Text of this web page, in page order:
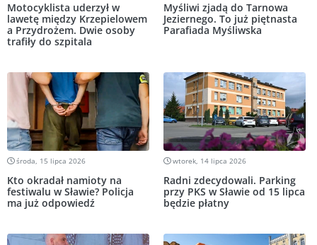
Motocyklista uderzył w
lawetę między Krzepielowem
a Przydrożem. Dwie osoby
trafiły do szpitala
Myśliwi zjadą do Tarnowa
Jeziernego. To już piętnasta
Parafiada Myśliwska
środa, 15 lipca 2026
Kto okradał namioty na
festiwalu w Sławie? Policja
ma już odpowiedź
wtorek, 14 lipca 2026
Radni zdecydowali. Parking
przy PKS w Sławie od 15 lipca
będzie płatny